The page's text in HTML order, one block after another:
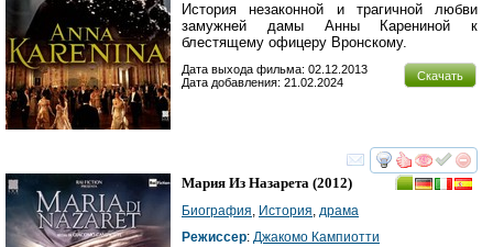
История незаконной и трагичной любви
замужней дамы Анны Карениной к
блестящему офицеру Вронскому.
Скачать
Дата выхода фильма: 02.12.2013
Дата добавления: 21.02.2024
смотреть
Мария Из Назарета (2012)
Биография, История, драма
Режиссер: Джакомо Кампиотти